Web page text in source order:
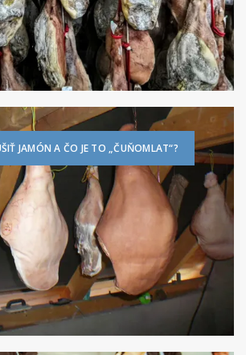
JAMÓN A ČO JE TO „ČUŇOMLAT“?